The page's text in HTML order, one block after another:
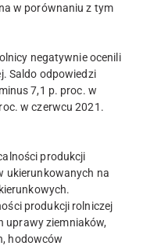
w porównaniu z tym
negatywnie ocenili
Saldo odpowiedzi
7,1 p. proc. w
w czerwcu 2021.
produkcji
ukierunkowanych na
produkcji rolniczej
uprawy ziemniaków,
hodowców